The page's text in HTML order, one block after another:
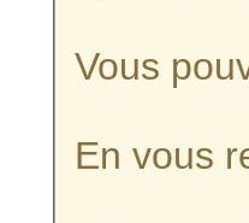
Vous
En vous